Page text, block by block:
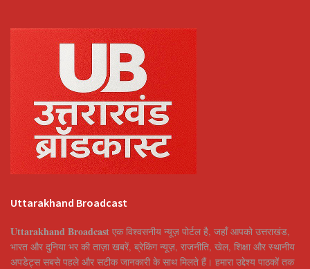
Uttarakhand Broadcast
Uttarakhand Broadcast एक विश्वसनीय न्यूज़ पोर्टल है, जहाँ आपको उत्तराखंड,
भारत और दुनिया भर की ताज़ा खबरें, ब्रेकिंग न्यूज़, राजनीति, खेल, शिक्षा और स्थानीय
अपडेट्स सबसे पहले और सटीक जानकारी के साथ मिलते हैं। हमारा उद्देश्य पाठकों तक